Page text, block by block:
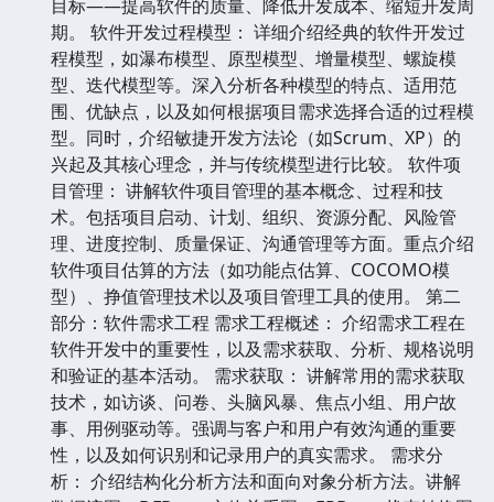
目标——提高软件的质量、降低开发成本、缩短开发周
期。 软件开发过程模型： 详细介绍经典的软件开发过
程模型，如瀑布模型、原型模型、增量模型、螺旋模
型、迭代模型等。深入分析各种模型的特点、适用范
围、优缺点，以及如何根据项目需求选择合适的过程模
型。同时，介绍敏捷开发方法论（如Scrum、XP）的
兴起及其核心理念，并与传统模型进行比较。 软件项
目管理： 讲解软件项目管理的基本概念、过程和技
术。包括项目启动、计划、组织、资源分配、风险管
理、进度控制、质量保证、沟通管理等方面。重点介绍
软件项目估算的方法（如功能点估算、COCOMO模
型）、挣值管理技术以及项目管理工具的使用。 第二
部分：软件需求工程 需求工程概述： 介绍需求工程在
软件开发中的重要性，以及需求获取、分析、规格说明
和验证的基本活动。 需求获取： 讲解常用的需求获取
技术，如访谈、问卷、头脑风暴、焦点小组、用户故
事、用例驱动等。强调与客户和用户有效沟通的重要
性，以及如何识别和记录用户的真实需求。 需求分
析： 介绍结构化分析方法和面向对象分析方法。讲解